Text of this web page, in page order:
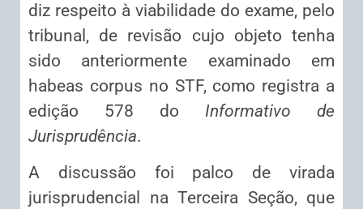
diz respeito à viabilidade do exame, pelo
tribunal, de revisão cujo objeto tenha
sido anteriormente examinado em
habeas corpus no STF, como registra a
edição 578 do Informativo de
Jurisprudência.
A discussão foi palco de virada
jurisprudencial na Terceira Seção, que